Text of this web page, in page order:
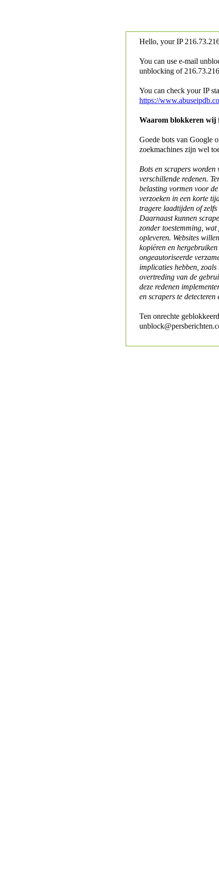
Hello, your IP
You can use e-mail
unblocking of
You can check your IP
https://
Waarom blokkeren wij
Goede bots van Google
zoekmachines zijn wel
Bots en scrapers worden
verschillende redenen.
belasting vormen voor
verzoeken in een korte
tragere laadtijden of
Daarnaast kunnen
zonder toestemming,
opleveren. Websites
kopiëren en
ongeautoriseerde
implicaties hebben,
overtreding van de
deze redenen
en scrapers te detecteren
Ten onrechte